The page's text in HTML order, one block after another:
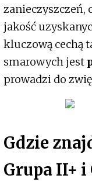
zanieczyszczeń,
jakość
kluczową cechą
smarowych jest
prowadzi do
Gdzie
Grupa II+ i